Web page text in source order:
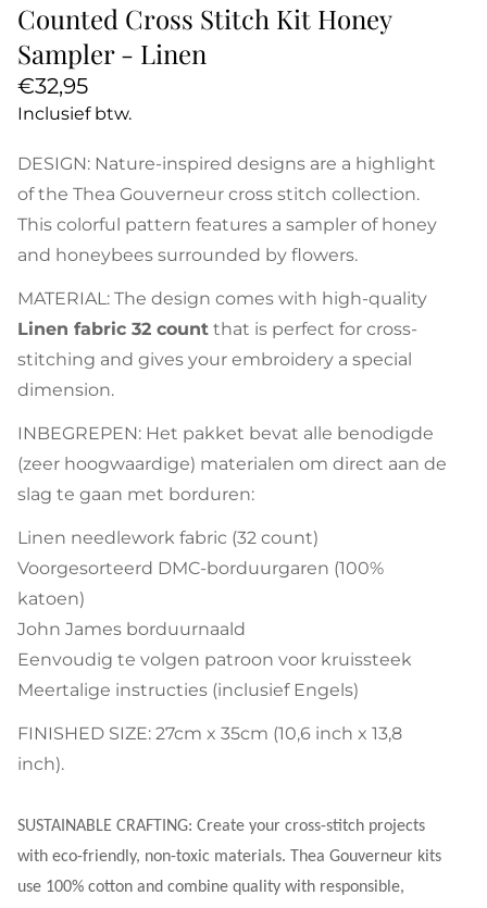
Counted Cross Stitch Kit Honey
Sampler - Linen
Normale
prijs
€32,95
Inclusief btw.
DESIGN: Nature-inspired designs are a highlight
of the Thea Gouverneur cross stitch collection.
This colorful pattern features a sampler of honey
and honeybees surrounded by flowers.
MATERIAL: The design comes with high-quality
Linen fabric 32 count that is perfect for cross-
stitching and gives your embroidery a special
dimension.
INBEGREPEN: Het pakket bevat alle benodigde
(zeer hoogwaardige) materialen om direct aan de
slag te gaan met borduren:
Linen needlework fabric (32 count)
Voorgesorteerd DMC-borduurgaren (100%
katoen)
John James borduurnaald
Eenvoudig te volgen patroon voor kruissteek
Meertalige instructies (inclusief Engels)
FINISHED SIZE: 27cm x 35cm (10,6 inch x 13,8
inch).
SUSTAINABLE CRAFTING: Create your cross-stitch projects
with eco-friendly, non-toxic materials. Thea Gouverneur kits
use 100% cotton and combine quality with responsible,